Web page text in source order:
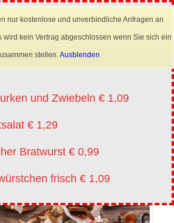
nur kostenlose und unverbindliche Anfragen an
wird kein Vertrag abgeschlossen wenn Sie sich ein
stellen.Ausblenden
in Scheiben oder Streifen
und Zwiebeln € 1,09
€ 1,29
Bratwurst € 0,99
frisch € 1,09
×